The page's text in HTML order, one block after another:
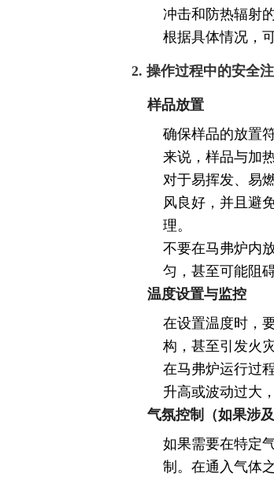
冲击和防热辐射
根据具体情况，
2. 操作过程中的安全
样品放置
确保样品的放置
来说，样品与加
对于易挥发、易
风良好，并且避
理。
不要在马弗炉内
匀，甚至可能阻
温度设置与监控
在设置温度时，
构，甚至引发火
在马弗炉运行过
升高或波动过大
气氛控制（如果涉及
如果需要在特定
制。在通入气体